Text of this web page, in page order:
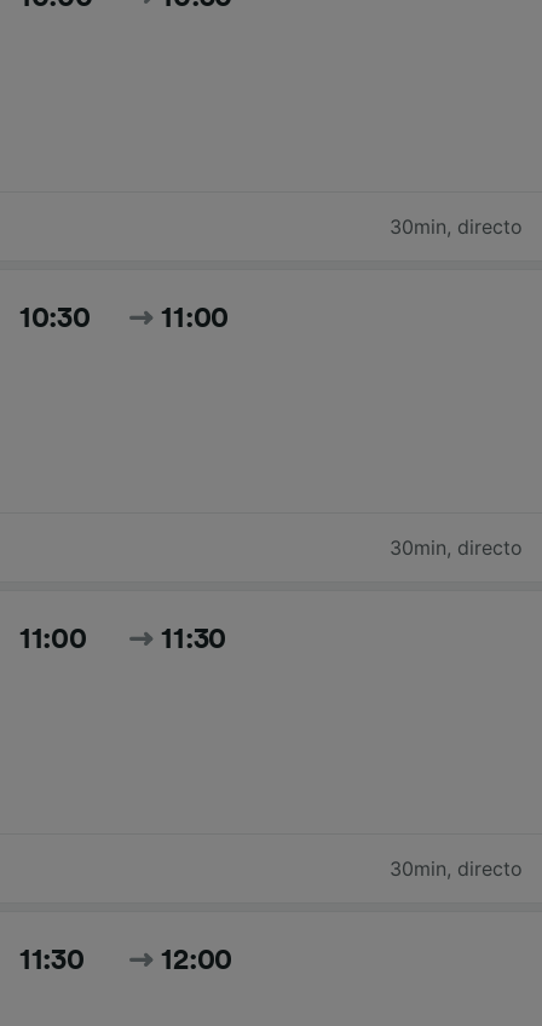
30min, directo
10:30 11:00
30min, directo
11:00 11:30
30min, directo
11:30 12:00